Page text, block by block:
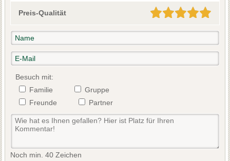
Preis-Qualität
Besuch mit:
Familie
Gruppe
Freunde
Partner
Noch min. 40 Zeichen